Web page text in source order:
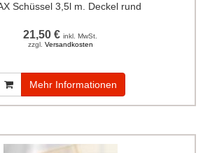
Schüssel 3,5l m. Deckel rund
21,50 € inkl. MwSt.
zzgl. Versandkosten
Mehr Informationen